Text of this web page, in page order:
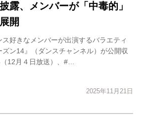
露、メンバーが「中毒的」
開
好きなメンバーが出演するバラエティ
ン14』（ダンスチャンネル）が公開収
12月４日放送）、#…
2025年11月21日